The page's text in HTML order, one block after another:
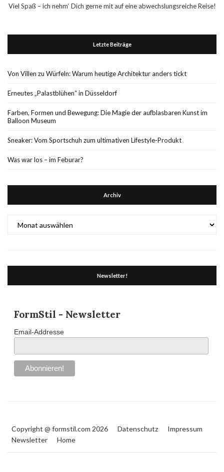
Viel Spaß – ich nehm‘ Dich gerne mit auf eine abwechslungsreiche Reise!
Letzte Beiträge
Von Villen zu Würfeln: Warum heutige Architektur anders tickt
Erneutes „Palastblühen“ in Düsseldorf
Farben, Formen und Bewegung: Die Magie der aufblasbaren Kunst im
Balloon Museum
Sneaker: Vom Sportschuh zum ultimativen Lifestyle-Produkt
Was war los – im Feburar?
Archiv
Newsletter!
FormStil - Newsletter
Email-Addresse
Copyright @ formstil.com 2026 Datenschutz
Impressum
Newsletter
Home